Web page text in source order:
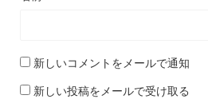
新しいコメントをメールで通知
新しい投稿をメールで受け取る